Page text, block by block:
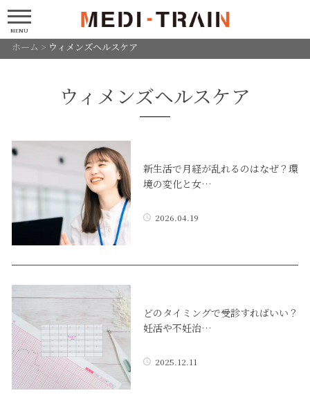
MENU
ホーム > ウィメンズヘルスケア
ウィメンズヘルスケア
新生活で月経が乱れるのはなぜ？環
境の変化と女…
2026.04.19
どのタイミングで受診すればいい？
妊活や不妊治…
2025.12.11